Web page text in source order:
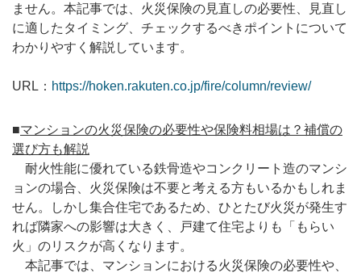
ません。本記事では、火災保険の見直しの必要性、見直し
に適したタイミング、チェックするべきポイントについて
わかりやすく解説しています。
URL： https://hoken.rakuten.co.jp/fire/column/review/
■マンションの火災保険の必要性や保険料相場は？補償の
選び方も解説
耐火性能に優れている鉄骨造やコンクリート造のマンシ
ョンの場合、火災保険は不要と考える方もいるかもしれま
せん。しかし集合住宅であるため、ひとたび火災が発生す
れば隣家への影響は大きく、戸建て住宅よりも「もらい
火」のリスクが高くなります。
本記事では、マンションにおける火災保険の必要性や、